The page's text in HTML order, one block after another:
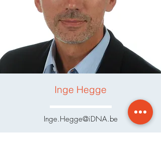
Inge Hegge
Inge.Hegge@iDNA.be